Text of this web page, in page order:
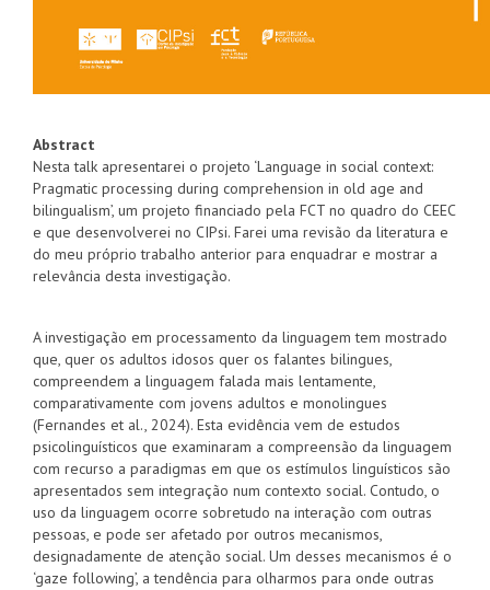
Abstract
Nesta talk apresentarei o projeto ‘Language in social context:
Pragmatic processing during comprehension in old age and
bilingualism’, um projeto financiado pela FCT no quadro do CEEC
e que desenvolverei no CIPsi. Farei uma revisão da literatura e
do meu próprio trabalho anterior para enquadrar e mostrar a
relevância desta investigação.
A investigação em processamento da linguagem tem mostrado
que, quer os adultos idosos quer os falantes bilingues,
compreendem a linguagem falada mais lentamente,
comparativamente com jovens adultos e monolingues
(Fernandes et al., 2024). Esta evidência vem de estudos
psicolinguísticos que examinaram a compreensão da linguagem
com recurso a paradigmas em que os estímulos linguísticos são
apresentados sem integração num contexto social. Contudo, o
uso da linguagem ocorre sobretudo na interação com outras
pessoas, e pode ser afetado por outros mecanismos,
designadamente de atenção social. Um desses mecanismos é o
‘gaze following’, a tendência para olharmos para onde outras